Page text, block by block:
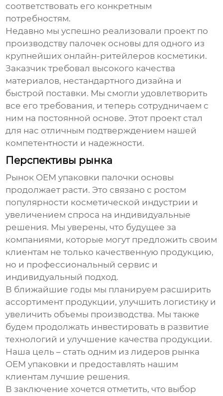
соответствовать его конкретным
потребностям.
Недавно мы успешно реализовали проект по
производству палочек основы для одного из
крупнейших онлайн-ритейлеров косметики.
Заказчик требовал высокого качества
материалов, нестандартного дизайна и
быстрой поставки. Мы смогли удовлетворить
все его требования, и теперь сотрудничаем с
ним на постоянной основе. Этот проект стал
для нас отличным подтверждением нашей
компетентности и надежности.
Перспективы рынка
Рынок OEM упаковки палочки основы
продолжает расти. Это связано с ростом
популярности косметической индустрии и
увеличением спроса на индивидуальные
решения. Мы уверены, что будущее за
компаниями, которые могут предложить своим
клиентам не только качественную продукцию,
но и профессиональный сервис и
индивидуальный подход.
В ближайшие годы мы планируем расширить
ассортимент продукции, улучшить логистику и
увеличить объемы производства. Мы также
будем продолжать инвестировать в развитие
технологий и улучшение качества продукции.
Наша цель – стать одним из лидеров рынка
OEM упаковки и предоставлять нашим
клиентам лучшие решения.
В заключение хочется отметить, что выбор